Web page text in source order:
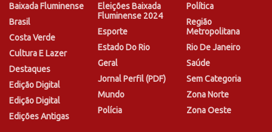
Baixada Fluminense
Brasil
Costa Verde
Cultura E Lazer
Destaques
Edição Digital
Edição Digital
Edições Antigas
Eleições Baixada
Fluminense 2024
Esporte
Estado Do Rio
Geral
Jornal Perfil (PDF)
Mundo
Polícia
Política
Região
Metropolitana
Rio De Janeiro
Saúde
Sem Categoria
Zona Norte
Zona Oeste